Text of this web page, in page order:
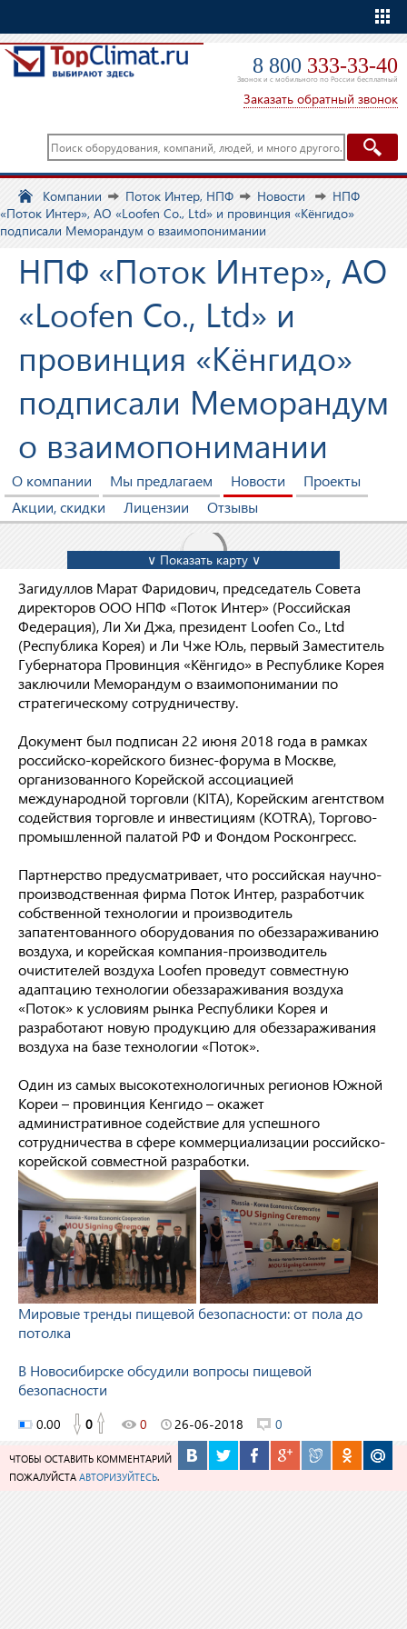
8 800 333-33-40
Звонок и с мобильного по России бесплатный
Заказать обратный звонок
Компании Поток Интер, НПФ Новости
НПФ
«Поток Интер», АО «Loofen Co., Ltd» и провинция «Кёнгидо»
подписали Меморандум о взаимопонимании
НПФ «Поток Интер», АО
«Loofen Co., Ltd» и
провинция «Кёнгидо»
подписали Меморандум
о взаимопонимании
О компании Мы предлагаем Новости
Проекты
Акции, скидки
Лицензии Отзывы
∨ Показать карту ∨
Загидуллов Марат Фаридович, председатель Совета
директоров ООО НПФ «Поток Интер» (Российская
Федерация), Ли Хи Джа, президент Loofen Co., Ltd
(Республика Корея) и Ли Чже Юль, первый Заместитель
Губернатора Провинция «Кёнгидо» в Республике Корея
заключили Меморандум о взаимопонимании по
стратегическому сотрудничеству.
Документ был подписан 22 июня 2018 года в рамках
российско-корейского бизнес-форума в Москве,
организованного Корейской ассоциацией
международной торговли (KITA), Корейским агентством
содействия торговле и инвестициям (KOTRA), Торгово-
промышленной палатой РФ и Фондом Росконгресс.
Партнерство предусматривает, что российская научно-
производственная фирма Поток Интер, разработчик
собственной технологии и производитель
запатентованного оборудования по обеззараживанию
воздуха, и корейская компания-производитель
очистителей воздуха Loofen проведут совместную
адаптацию технологии обеззараживания воздуха
«Поток» к условиям рынка Республики Корея и
разработают новую продукцию для обеззараживания
воздуха на базе технологии «Поток».
Один из самых высокотехнологичных регионов Южной
Кореи – провинция Кенгидо – окажет
административное содействие для успешного
сотрудничества в сфере коммерциализации российско-
корейской совместной разработки.
Мировые тренды пищевой безопасности: от пола до
потолка
В Новосибирске обсудили вопросы пищевой
безопасности
0.00 0 0 26-06-2018 0
ЧТОБЫ ОСТАВИТЬ КОММЕНТАРИЙ
ПОЖАЛУЙСТА АВТОРИЗУЙТЕСЬ.